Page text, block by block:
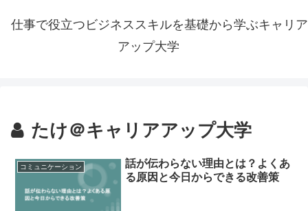
仕事で役立つビジネススキルを基礎から学ぶキャリア
アップ大学
たけ＠キャリアアップ大学
コミュニケーション
話が伝わらない理由とは？よくあ
る原因と今日からできる改善策